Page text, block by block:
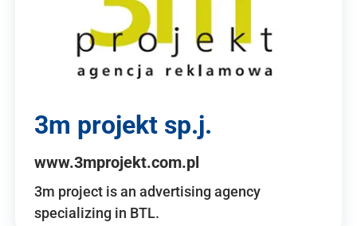
3m projekt sp.j.
www.3mprojekt.com.pl
3m project is an advertising agency
specializing in BTL.